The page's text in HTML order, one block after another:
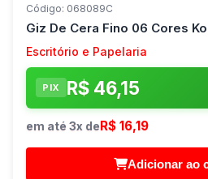
Código: 068089C
Giz De Cera Fino 06 Cores
Escritório e Papelaria
PIX R$ 46,15
em até 3x deR$ 16,19
Adicionar ao